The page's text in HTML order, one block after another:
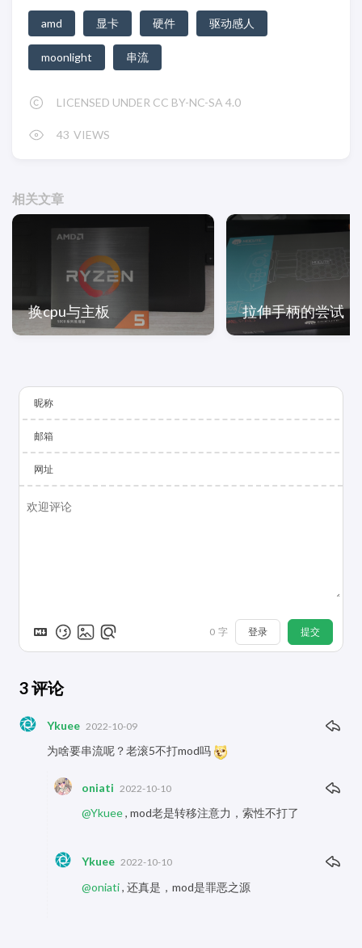
amd 显卡 硬件 驱动感人
moonlight 串流
LICENSED UNDER CC BY-NC-SA 4.0
43 VIEWS
相关文章
换cpu与主板 拉伸手柄的尝试
昵称
邮箱
网址
0 字 登录 提交
3评论
Ykuee 2022-10-09
为啥要串流呢？老滚5不打mod吗
oniati 2022-10-10
@Ykuee, mod老是转移注意力，索性不打了
Ykuee 2022-10-10
@oniati, 还真是，mod是罪恶之源